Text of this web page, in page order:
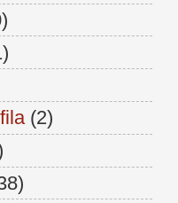
(2)